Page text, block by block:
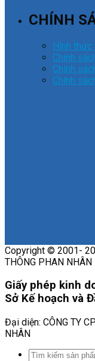
CHÍNH
Hình thức
Chính
Chính
Chính
Copyright © 2001-
THÔNG PHAN NHÂN
Giấy phép kinh
Sở Kế hoạch và
Đại diện: CÔNG TY
NHÂN